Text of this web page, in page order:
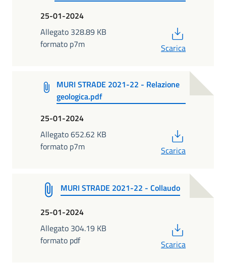
25-01-2024
Allegato 328.89 KB
formato p7m
Scarica
MURI STRADE 2021-22 - Relazione
geologica.pdf
25-01-2024
Allegato 652.62 KB
formato p7m
Scarica
MURI STRADE 2021-22 - Collaudo
25-01-2024
Allegato 304.19 KB
formato pdf
Scarica